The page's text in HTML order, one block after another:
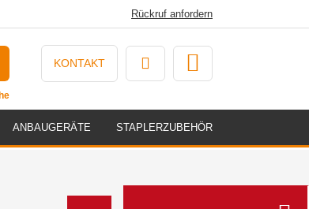
Rückruf anfordern
KONTAKT
ANBAUGERÄTE STAPLERZUBEHÖR